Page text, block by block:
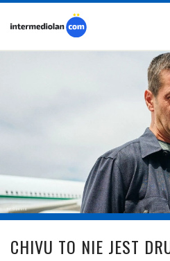
fot. © inter.it
CHIVU TO NIE JEST